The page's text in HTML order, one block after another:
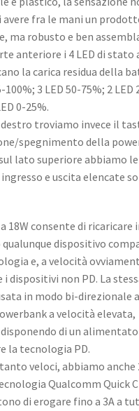
avere fra le mani un
ma robusto e ben
anteriore i 4 LED di stato
la carica residua della
100%; 3 LED 50-75%; 2 LED
0-25%.
troviamo invece il
spegnimento della
lato superiore abbiamo
e uscita elencate
18W consente di ricaricare
dispositivo
e, a velocità
i dispositivi non PD. La
in modo bi-direzionale
a velocità elevata,
di un
la tecnologia PD.
veloci, abbiamo anche
Qualcomm Quick
di erogare fino a 3A a